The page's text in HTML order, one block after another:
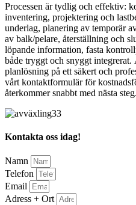
Processen är tydlig och effektiv:
inventering, projektering och
underlag, planering av temporär
av balk/pelare, återställning och
löpande information, fasta
både tryggt och snyggt
planlösning på ett säkert och
vårt kontaktformulär för
återkommer snabbt med nästa steg.
Kontakta oss idag!
Namn
Telefon
Email
Adress + Ort